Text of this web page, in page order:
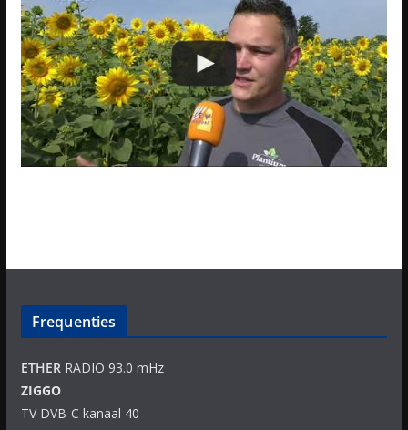
Frequenties
ETHERRADIO 93.0 mHz
ZIGGO
TV DVB-C kanaal 40